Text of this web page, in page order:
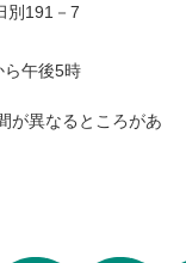
別191－7
ら午後5時
が異なるところがあ